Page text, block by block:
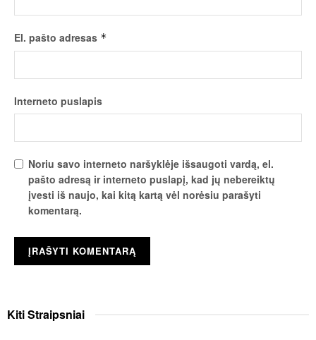
El. pašto adresas *
Interneto puslapis
Noriu savo interneto naršyklėje išsaugoti vardą, el.
pašto adresą ir interneto puslapį, kad jų nebereiktų
įvesti iš naujo, kai kitą kartą vėl norėsiu parašyti
komentarą.
KitiStraipsniai